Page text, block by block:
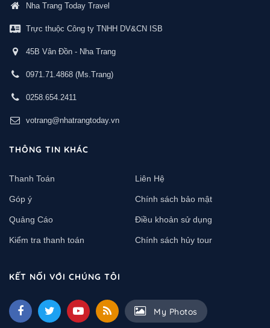
Nha Trang Today Travel
Trực thuộc Công ty TNHH DV&CN ISB
45B Vân Đồn - Nha Trang
0971.71.4868 (Ms.Trang)
0258.654.2411
votrang@nhatrangtoday.vn
THÔNG TIN KHÁC
Thanh Toán Liên Hệ
Góp ý Chính sách bảo mật
Quảng Cáo Điều khoản sử dụng
Kiểm tra thanh toán Chính sách hủy tour
KẾT NỐI VỚI CHÚNG TÔI
My Photos